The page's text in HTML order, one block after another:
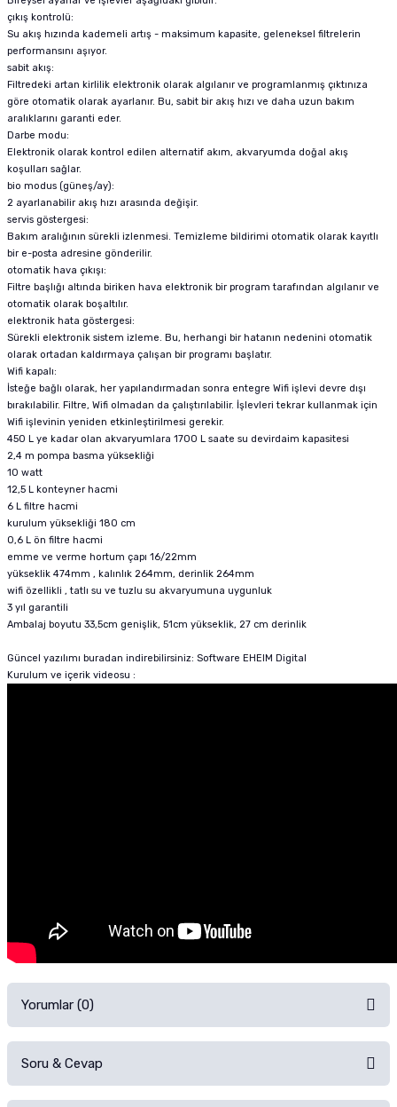
çıkış kontrolü:
Su akış hızında kademeli artış - maksimum kapasite, geleneksel filtrelerin
performansını aşıyor.
sabit akış:
Filtredeki artan kirlilik elektronik olarak algılanır ve programlanmış çıktınıza
göre otomatik olarak ayarlanır. Bu, sabit bir akış hızı ve daha uzun bakım
aralıklarını garanti eder.
Darbe modu:
Elektronik olarak kontrol edilen alternatif akım, akvaryumda doğal akış
koşulları sağlar.
bio modus (güneş/ay):
2 ayarlanabilir akış hızı arasında değişir.
servis göstergesi:
Bakım aralığının sürekli izlenmesi. Temizleme bildirimi otomatik olarak kayıtlı
bir e-posta adresine gönderilir.
otomatik hava çıkışı:
Filtre başlığı altında biriken hava elektronik bir program tarafından algılanır ve
otomatik olarak boşaltılır.
elektronik hata göstergesi:
Sürekli elektronik sistem izleme. Bu, herhangi bir hatanın nedenini otomatik
olarak ortadan kaldırmaya çalışan bir programı başlatır.
Wifi kapalı:
İsteğe bağlı olarak, her yapılandırmadan sonra entegre Wifi işlevi devre dışı
bırakılabilir. Filtre, Wifi olmadan da çalıştırılabilir. İşlevleri tekrar kullanmak için
Wifi işlevinin yeniden etkinleştirilmesi gerekir.
450 L ye kadar olan akvaryumlara 1700 L saate su devirdaim kapasitesi
2,4 m pompa basma yüksekliği
10 watt
12,5 L konteyner hacmi
6 L filtre hacmi
kurulum yüksekliği 180 cm
0,6 L ön filtre hacmi
emme ve verme hortum çapı 16/22mm
yükseklik 474mm , kalınlık 264mm, derinlik 264mm
wifi özellikli , tatlı su ve tuzlu su akvaryumuna uygunluk
3 yıl garantili
Ambalaj boyutu 33,5cm genişlik, 51cm yükseklik, 27 cm derinlik
Güncel yazılımı buradan indirebilirsiniz: Software EHEIM Digital
Kurulum ve içerik videosu :
Yorumlar (0)
Soru & Cevap